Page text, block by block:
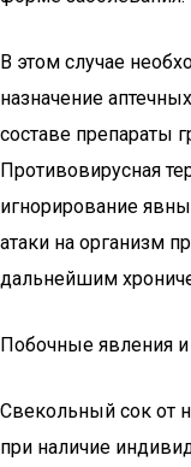
В этом случае
назначение
составе препараты
Противовирусная
игнорирование
атаки на организм
дальнейшим
Побочные явления
Свекольный сок от
при наличие